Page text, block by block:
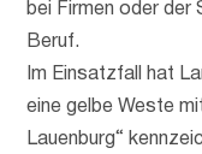
bei Firmen oder der
Beruf.
Im Einsatzfall hat
eine gelbe Weste
Lauenburg“